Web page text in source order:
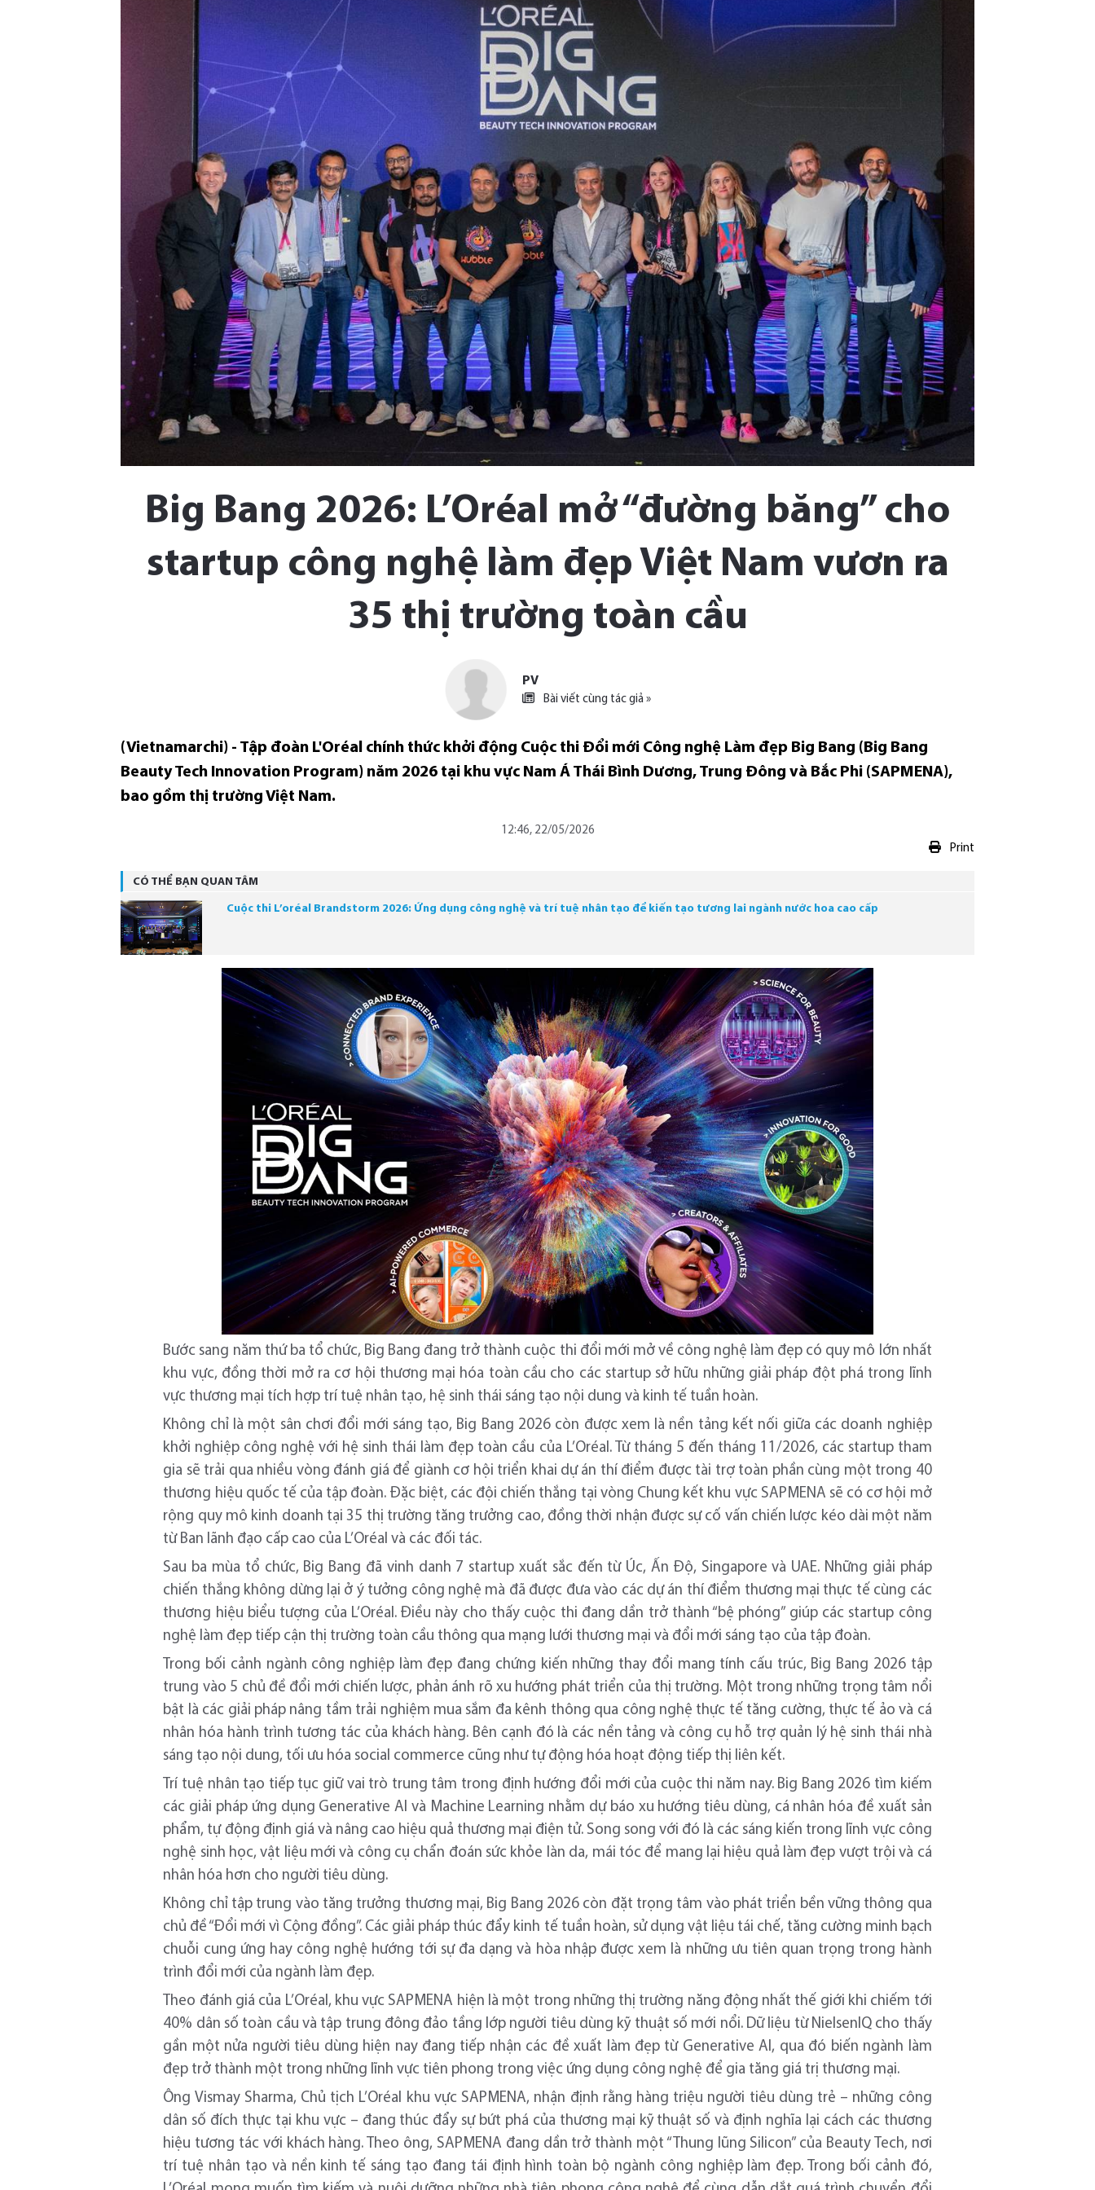
Big Bang 2026: L’Oréal mở “đường băng” cho
startup công nghệ làm đẹp Việt Nam vươn ra
35 thị trường toàn cầu
PV
Bài viết cùng tác giả »
(Vietnamarchi) - Tập đoàn L'Oréal chính thức khởi động Cuộc thi Đổi mới Công nghệ Làm đẹp Big Bang (Big Bang
Beauty Tech Innovation Program) năm 2026 tại khu vực Nam Á Thái Bình Dương, Trung Đông và Bắc Phi (SAPMENA),
bao gồm thị trường Việt Nam.
12:46, 22/05/2026
Print
CÓ THỂ BẠN QUAN TÂM
Cuộc thi L’oréal Brandstorm 2026: Ứng dụng công nghệ và trí tuệ nhân tạo để kiến tạo tương lai ngành nước hoa cao cấp
Bước sang năm thứ ba tổ chức, Big Bang đang trở thành cuộc thi đổi mới mở về công nghệ làm đẹp có quy mô lớn nhất
khu vực, đồng thời mở ra cơ hội thương mại hóa toàn cầu cho các startup sở hữu những giải pháp đột phá trong lĩnh
vực thương mại tích hợp trí tuệ nhân tạo, hệ sinh thái sáng tạo nội dung và kinh tế tuần hoàn.
Không chỉ là một sân chơi đổi mới sáng tạo, Big Bang 2026 còn được xem là nền tảng kết nối giữa các doanh nghiệp
khởi nghiệp công nghệ với hệ sinh thái làm đẹp toàn cầu của L’Oréal. Từ tháng 5 đến tháng 11/2026, các startup tham
gia sẽ trải qua nhiều vòng đánh giá để giành cơ hội triển khai dự án thí điểm được tài trợ toàn phần cùng một trong 40
thương hiệu quốc tế của tập đoàn. Đặc biệt, các đội chiến thắng tại vòng Chung kết khu vực SAPMENA sẽ có cơ hội mở
rộng quy mô kinh doanh tại 35 thị trường tăng trưởng cao, đồng thời nhận được sự cố vấn chiến lược kéo dài một năm
từ Ban lãnh đạo cấp cao của L’Oréal và các đối tác.
Sau ba mùa tổ chức, Big Bang đã vinh danh 7 startup xuất sắc đến từ Úc, Ấn Độ, Singapore và UAE. Những giải pháp
chiến thắng không dừng lại ở ý tưởng công nghệ mà đã được đưa vào các dự án thí điểm thương mại thực tế cùng các
thương hiệu biểu tượng của L’Oréal. Điều này cho thấy cuộc thi đang dần trở thành “bệ phóng” giúp các startup công
nghệ làm đẹp tiếp cận thị trường toàn cầu thông qua mạng lưới thương mại và đổi mới sáng tạo của tập đoàn.
Trong bối cảnh ngành công nghiệp làm đẹp đang chứng kiến những thay đổi mang tính cấu trúc, Big Bang 2026 tập
trung vào 5 chủ đề đổi mới chiến lược, phản ánh rõ xu hướng phát triển của thị trường. Một trong những trọng tâm nổi
bật là các giải pháp nâng tầm trải nghiệm mua sắm đa kênh thông qua công nghệ thực tế tăng cường, thực tế ảo và cá
nhân hóa hành trình tương tác của khách hàng. Bên cạnh đó là các nền tảng và công cụ hỗ trợ quản lý hệ sinh thái nhà
sáng tạo nội dung, tối ưu hóa social commerce cũng như tự động hóa hoạt động tiếp thị liên kết.
Trí tuệ nhân tạo tiếp tục giữ vai trò trung tâm trong định hướng đổi mới của cuộc thi năm nay. Big Bang 2026 tìm kiếm
các giải pháp ứng dụng Generative AI và Machine Learning nhằm dự báo xu hướng tiêu dùng, cá nhân hóa đề xuất sản
phẩm, tự động định giá và nâng cao hiệu quả thương mại điện tử. Song song với đó là các sáng kiến trong lĩnh vực công
nghệ sinh học, vật liệu mới và công cụ chẩn đoán sức khỏe làn da, mái tóc để mang lại hiệu quả làm đẹp vượt trội và cá
nhân hóa hơn cho người tiêu dùng.
Không chỉ tập trung vào tăng trưởng thương mại, Big Bang 2026 còn đặt trọng tâm vào phát triển bền vững thông qua
chủ đề “Đổi mới vì Cộng đồng”. Các giải pháp thúc đẩy kinh tế tuần hoàn, sử dụng vật liệu tái chế, tăng cường minh bạch
chuỗi cung ứng hay công nghệ hướng tới sự đa dạng và hòa nhập được xem là những ưu tiên quan trọng trong hành
trình đổi mới của ngành làm đẹp.
Theo đánh giá của L’Oréal, khu vực SAPMENA hiện là một trong những thị trường năng động nhất thế giới khi chiếm tới
40% dân số toàn cầu và tập trung đông đảo tầng lớp người tiêu dùng kỹ thuật số mới nổi. Dữ liệu từ NielsenIQ cho thấy
gần một nửa người tiêu dùng hiện nay đang tiếp nhận các đề xuất làm đẹp từ Generative AI, qua đó biến ngành làm
đẹp trở thành một trong những lĩnh vực tiên phong trong việc ứng dụng công nghệ để gia tăng giá trị thương mại.
Ông Vismay Sharma, Chủ tịch L’Oréal khu vực SAPMENA, nhận định rằng hàng triệu người tiêu dùng trẻ – những công
dân số đích thực tại khu vực – đang thúc đẩy sự bứt phá của thương mại kỹ thuật số và định nghĩa lại cách các thương
hiệu tương tác với khách hàng. Theo ông, SAPMENA đang dần trở thành một “Thung lũng Silicon” của Beauty Tech, nơi
trí tuệ nhân tạo và nền kinh tế sáng tạo đang tái định hình toàn bộ ngành công nghiệp làm đẹp. Trong bối cảnh đó,